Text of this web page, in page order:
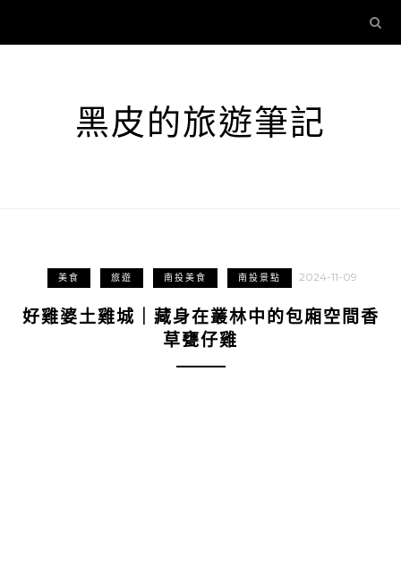
黑皮的旅遊筆記
美食 旅遊 南投美食 南投景點 2024-11-09
好雞婆土雞城｜藏身在叢林中的包廂空間香
草甕仔雞